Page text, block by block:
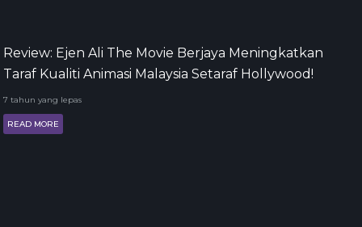
Review: Ejen Ali The Movie Berjaya Meningkatkan
Taraf Kualiti Animasi Malaysia Setaraf Hollywood!
7 tahun yang lepas
READ MORE